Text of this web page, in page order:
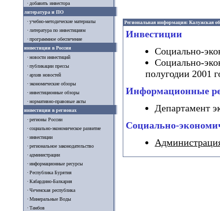
добавить инвестора
литература и ПО
учебно-методические материалы
литература по инвестициям
программное обеспечение
инвестиции в России
новости инвестиций
публикации прессы
архив новостей
экономические обзоры
инвестиционные обзоры
нормативно-правовые акты
инвестиции в регионах
регионы России
социально-экономическое развитие
инвестиции
региональное законодательство
администрации
информационные ресурсы
Республика Бурятия
Кабардино-Балкария
Чеченская республика
Минеральные Воды
Тамбов
Региональная информация: Калужская
Инвестиции
Социально-
Социально-
полугодии 2001
Информационные
Департамент
Социально-